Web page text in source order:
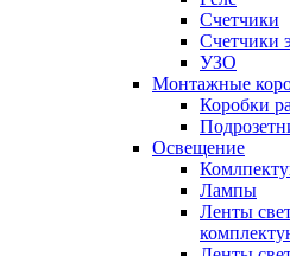
Счетчики
Счетчики
УЗО
Монтажные
Коробки
Освещение
Лампы
Ленты